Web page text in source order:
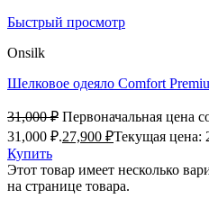
Быстрый просмотр
Onsilk
Шелковое одеяло Comfort
31,000₽ Первоначальная цена
31,000 ₽.27,900 ₽Текущая цена:
Купить
Этот товар имеет несколько
на странице товара.